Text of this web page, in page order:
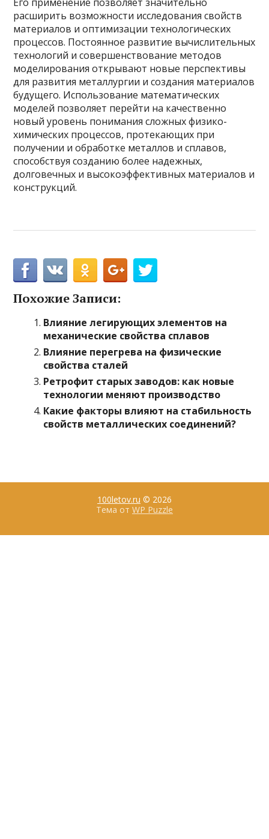
расширить возможности исследования свойств
материалов и оптимизации технологических
процессов. Постоянное развитие вычислительных
технологий и совершенствование методов
моделирования открывают новые перспективы
для развития металлургии и создания материалов
будущего. Использование математических
моделей позволяет перейти на качественно
новый уровень понимания сложных физико-
химических процессов, протекающих при
получении и обработке металлов и сплавов,
способствуя созданию более надежных,
долговечных и высокоэффективных материалов и
конструкций.
Похожие Записи:
Влияние легирующих элементов на
механические свойства сплавов
Влияние перегрева на физические
свойства сталей
Ретрофит старых заводов: как новые
технологии меняют производство
Какие факторы влияют на стабильность
свойств металлических соединений?
100letov.ru © 2026
Тема от WP Puzzle